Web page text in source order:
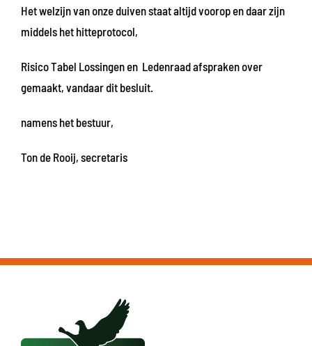
Het welzijn van onze duiven staat altijd voorop en daar zijn
middels het hitteprotocol,
Risico Tabel Lossingen en Ledenraad afspraken over
gemaakt, vandaar dit besluit.
namens het bestuur,
Ton de Rooij, secretaris